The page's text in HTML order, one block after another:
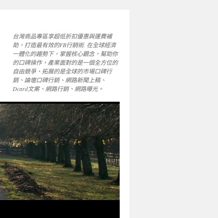
台灣商品專區享超低折扣優惠與運費補
助，打造最有效的FB行銷術. 在全球經濟
一體化的趨勢下，掌握核心觀念，幫助你
的口碑操作，產業面對的是一個全方位的
自由競爭、拓展的是全球的市場口碑行
銷、論壇口碑行銷、網路新聞上稿、
Dcard文案、網路行銷、網路曝光。